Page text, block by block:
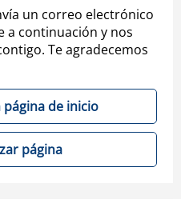
un correo electrónico
a continuación y nos
Te agradecemos
página de inicio
página